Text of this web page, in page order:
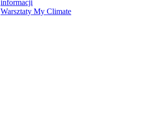
informacji
Warsztaty My Climate